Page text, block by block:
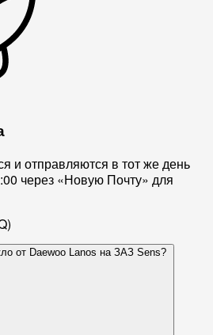
и отправляются в тот же день
через «Новую Почту» для
от Daewoo Lanos на ЗАЗ Sens?